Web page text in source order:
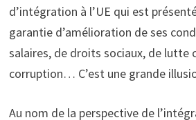
d’intégration à l’UE qui est
garantie d’amélioration de ses
salaires, de droits sociaux, de lutte
corruption… C’est une grande
Au nom de la perspective de